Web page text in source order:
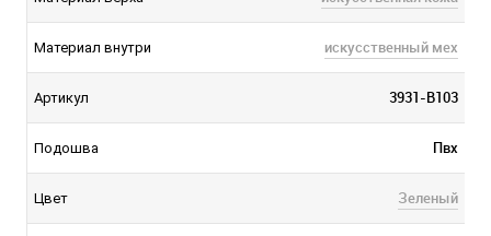
Материал внутри искусственный мех
Артикул 3931-B103
Подошва Пвх
Цвет Зеленый